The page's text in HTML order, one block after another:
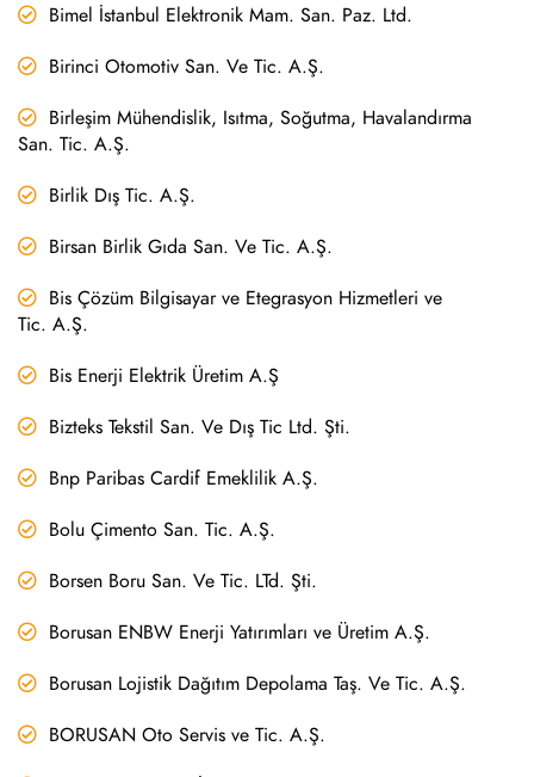
Bimel İstanbul Elektronik Mam. San. Paz. Ltd.
Birinci Otomotiv San. Ve Tic. A.Ş.
Birleşim Mühendislik, Isıtma, Soğutma, Havalandırma
San. Tic. A.Ş.
Birlik Dış Tic. A.Ş.
Birsan Birlik Gıda San. Ve Tic. A.Ş.
Bis Çözüm Bilgisayar ve Etegrasyon Hizmetleri ve
Tic. A.Ş.
Bis Enerji Elektrik Üretim A.Ş
Bizteks Tekstil San. Ve Dış Tic Ltd. Şti.
Bnp Paribas Cardif Emeklilik A.Ş.
Bolu Çimento San. Tic. A.Ş.
Borsen Boru San. Ve Tic. LTd. Şti.
Borusan ENBW Enerji Yatırımları ve Üretim A.Ş.
Borusan Lojistik Dağıtım Depolama Taş. Ve Tic. A.Ş.
BORUSAN Oto Servis ve Tic. A.Ş.